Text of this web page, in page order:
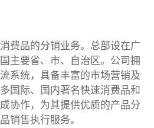
费品的分销业务。总部设在广
主要省、市、自治区。公司拥
系统，具备丰富的市场营销及
国际、国内著名快速消费品和
协作，为其提供优质的产品分
销售执行服务。